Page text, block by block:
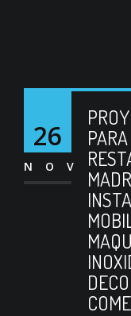
26
NOV